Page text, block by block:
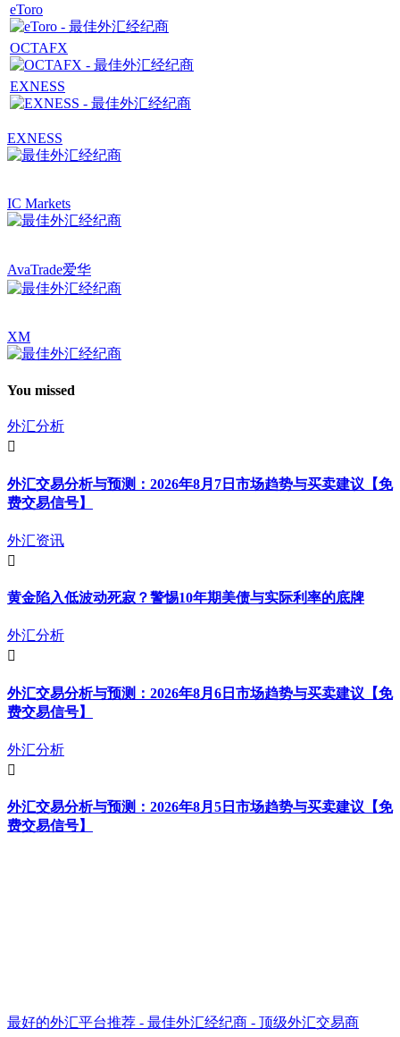
eToro
OCTAFX
EXNESS
EXNESS
IC Markets
AvaTrade爱华
XM
You missed
外汇分析
外汇交易分析与预测：2026年8月7日市场趋势与买卖建议【免
费交易信号】
外汇资讯
黄金陷入低波动死寂？警惕10年期美债与实际利率的底牌
外汇分析
外汇交易分析与预测：2026年8月6日市场趋势与买卖建议【免
费交易信号】
外汇分析
外汇交易分析与预测：2026年8月5日市场趋势与买卖建议【免
费交易信号】
最好的外汇平台推荐 - 最佳外汇经纪商 - 顶级外汇交易商